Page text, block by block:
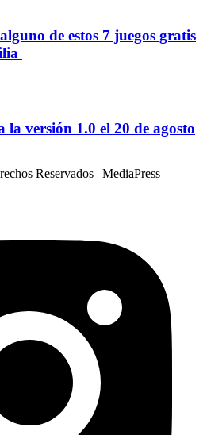
de estos 7 juegos gratis
la versión 1.0 el 20 de agosto
Reservados | MediaPress